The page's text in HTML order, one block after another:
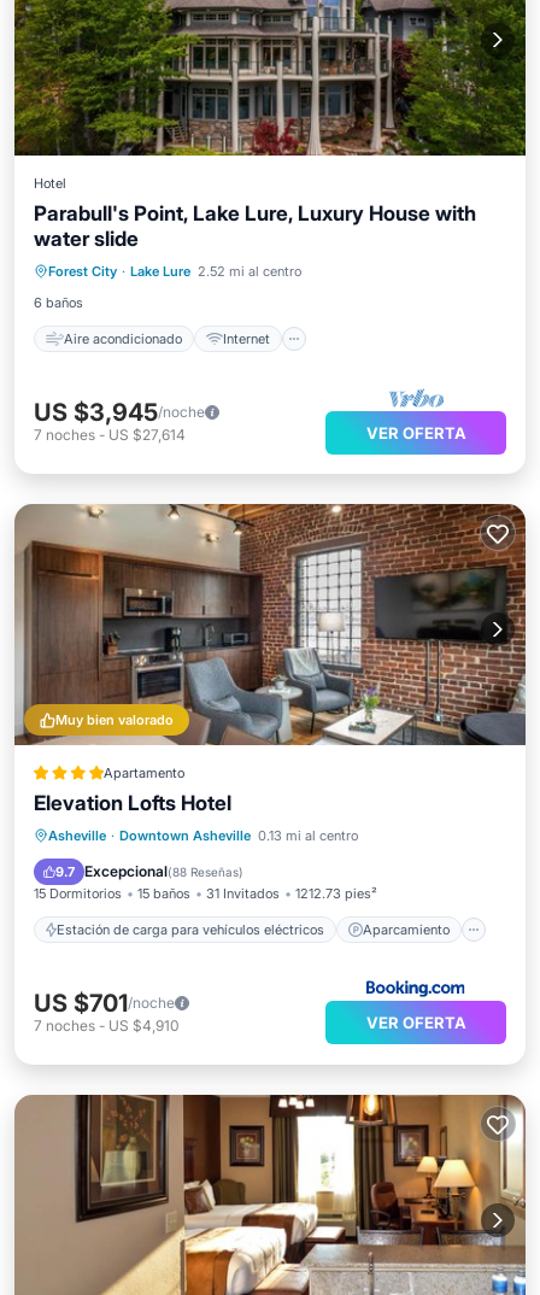
Hotel
Parabull's Point, Lake Lure, Luxury House with
water slide
Forest City · Lake Lure 2.52 mi al centro
6 baños
Aire acondicionado Internet
Aire acondicionado
Apto para niños
Lavandería
US $3,945/noche
7 noches - US $27,614 VER OFERTA
Muy bien valorado
Apartamento
Elevation Lofts Hotel
Asheville · Downtown Asheville 0.13 mi al centro
9.7 Excepcional(88 Reseñas)
15 Dormitorios 15 baños 31 Invitados 1212.73 pies²
Estación de carga para vehículos eléctricos Aparcamiento
Estación de carga para vehículos eléctricos
Aparcamiento
US $701/noche
7 noches - US $4,910 VER OFERTA